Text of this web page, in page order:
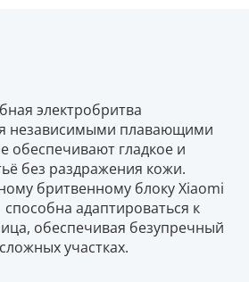
электробритва
независимыми плавающими
обеспечивают гладкое и
без раздражения кожи.
бритвенному блоку Xiaomi
способна адаптироваться к
обеспечивая безупречный
участках.